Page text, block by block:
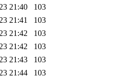
21:40
103
21:41
103
21:42
103
21:42
103
21:43
103
21:44
103